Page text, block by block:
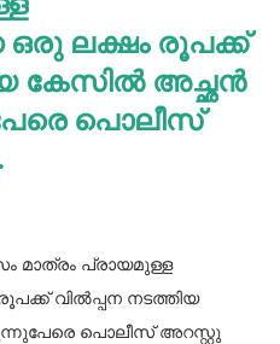
ലക്ഷം രൂപക്ക്
കേസില്‍ അച്ഛൻ
പൊലീസ്
മാത്രം പ്രായമുള്ള
വില്‍പ്പന നടത്തിയ
പൊലീസ് അറസ്റ്റു